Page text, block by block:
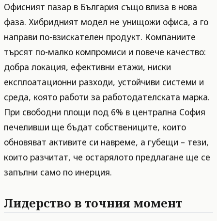
Офисният пазар в България също влиза в нова
фаза. Хибридният модел не унищожи офиса, а го
направи по-взискателен продукт. Компаниите
търсят по-малко компромиси и повече качество:
добра локация, ефективни етажи, ниски
експлоатационни разходи, устойчиви системи и
среда, която работи за работодателската марка.
При свободни площи под 6% в централна София
печеливши ще бъдат собствениците, които
обновяват активите си навреме, а губещи – тези,
които разчитат, че остарялото предлагане ще се
запълни само по инерция.
Лидерство в точния момент